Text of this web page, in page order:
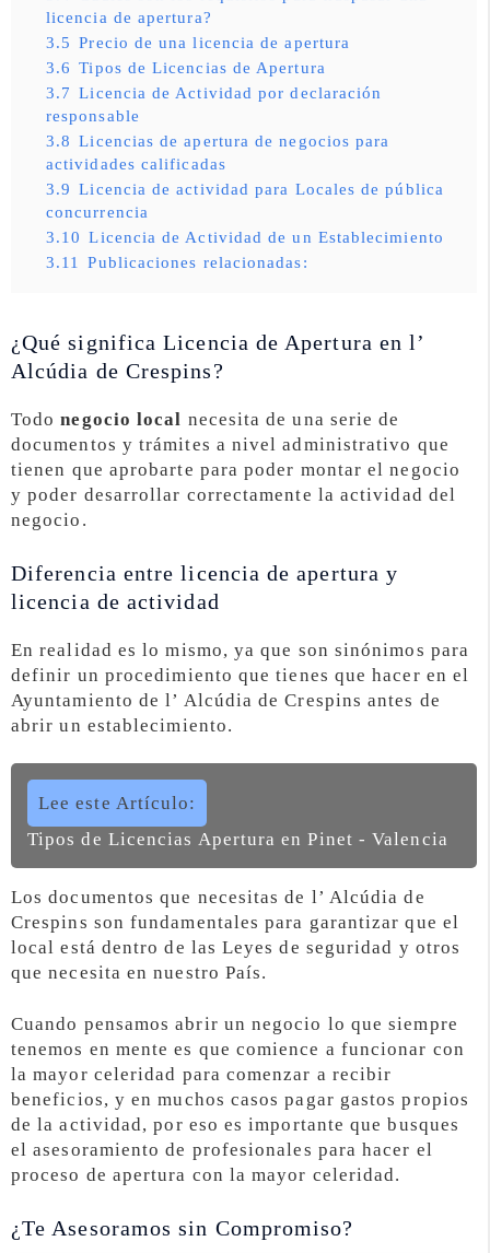
licencia de apertura?
3.5 Precio de una licencia de apertura
3.6 Tipos de Licencias de Apertura
3.7 Licencia de Actividad por declaración
responsable
3.8 Licencias de apertura de negocios para
actividades calificadas
3.9 Licencia de actividad para Locales de pública
concurrencia
3.10 Licencia de Actividad de un Establecimiento
3.11
Publicaciones relacionadas:
¿Qué significa Licencia de Apertura en l’
Alcúdia de Crespins?
Todonegocio local necesita de una serie de
documentos y trámites a nivel administrativo que
tienen que aprobarte para poder montar el negocio
y poder desarrollar correctamente la actividad del
negocio.
Diferencia entre licencia de apertura y
licencia de actividad
En realidad es lo mismo, ya que son sinónimos para
definir un procedimiento que tienes que hacer en el
Ayuntamiento de l’ Alcúdia de Crespins antes de
abrir un establecimiento.
Lee este Artículo:
Tipos de Licencias Apertura en Pinet - Valencia
Los documentos que necesitas de l’ Alcúdia de
Crespins son fundamentales para garantizar que el
local está dentro de las Leyes de seguridad y otros
que necesita en nuestro País.
Cuando pensamos abrir un negocio lo que siempre
tenemos en mente es que comience a funcionar con
la mayor celeridad para comenzar a recibir
beneficios, y en muchos casos pagar gastos propios
de la actividad, por eso es importante que busques
el asesoramiento de profesionales para hacer el
proceso de apertura con la mayor celeridad.
¿Te Asesoramos sin Compromiso?